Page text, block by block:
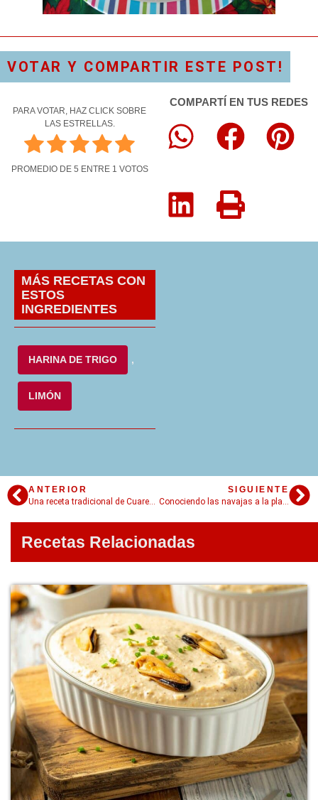
VOTAR Y COMPARTIR ESTE POST!
PARA VOTAR, HAZ CLICK SOBRE
LAS ESTRELLAS.
PROMEDIO DE 5 ENTRE 1 VOTOS
COMPARTÍ EN TUS REDES
MÁS RECETAS CON
ESTOS
INGREDIENTES
HARINA DE TRIGO ,
LIMÓN
ANTERIOR
SIGUIENTE
Recetas Relacionadas